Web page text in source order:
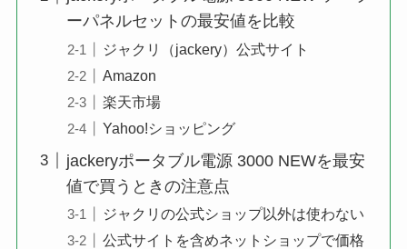
ーパネルセットの最安値を比較
ジャクリ（jackery）公式サイト
Amazon
楽天市場
Yahoo!ショッピング
jackeryポータブル電源 3000 NEWを最安
値で買うときの注意点
ジャクリの公式ショップ以外は使わない
公式サイトを含めネットショップで価格